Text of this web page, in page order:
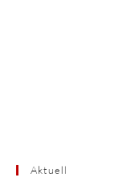
Aktuell